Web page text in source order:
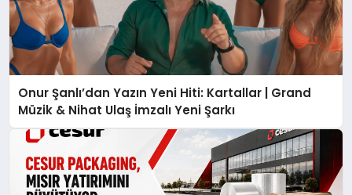
Onur Şanlı’dan Yazın Yeni Hiti: Kartallar | Grand
Müzik & Nihat Ulaş İmzalı Yeni Şarkı